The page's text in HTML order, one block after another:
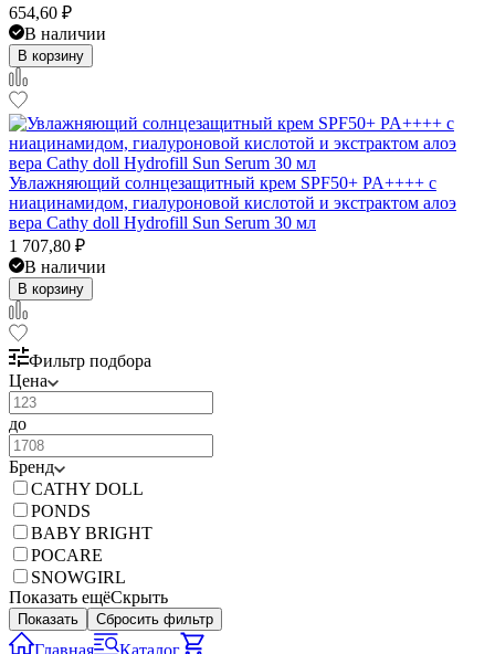
654,60 ₽
В наличии
В корзину
Увлажняющий солнцезащитный крем SPF50+ PA++++ с
ниацинамидом, гиалуроновой кислотой и экстрактом алоэ
вера Cathy doll Hydrofill Sun Serum 30 мл
1 707,80 ₽
В наличии
В корзину
Фильтр подбора
Цена
до
Бренд
CATHY DOLL
PONDS
BABY BRIGHT
POCARE
SNOWGIRL
Показать ещёСкрыть
Показать Сбросить фильтр
Главная
Каталог